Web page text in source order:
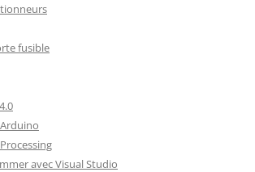
fusible
avec Visual Studio